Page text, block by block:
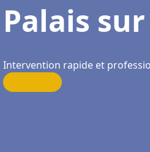
Palais
Intervention rapide et